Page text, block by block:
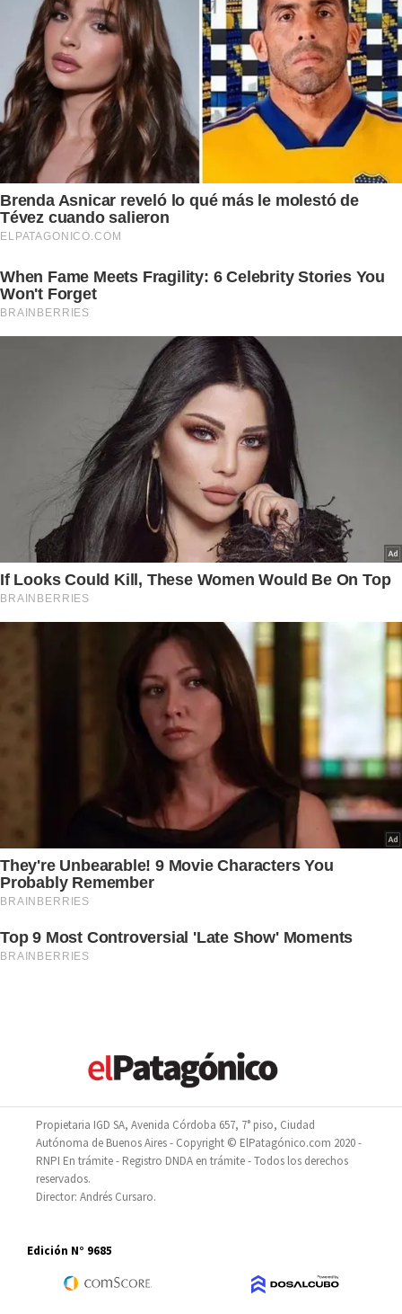
Propietaria IGD SA, Avenida Córdoba 657, 7° piso, Ciudad
Autónoma de Buenos Aires - Copyright © ElPatagónico.com 2020 -
RNPI En trámite - Registro DNDA en trámite - Todos los derechos
reservados.
Director: Andrés Cursaro.
Edición N° 9685